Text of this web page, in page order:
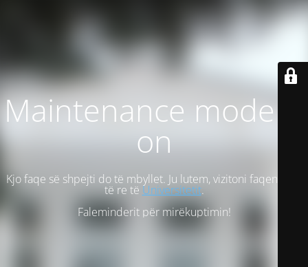
Maintenance mode is
on
Kjo faqe së shpejti do të mbyllet. Ju lutem, vizitoni faqen tonë
të re të Universitetit.
Faleminderit për mirëkuptimin!